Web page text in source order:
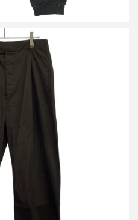
CARGO PANTS ガーメント
ツ 7415318WA
10,000円
見る